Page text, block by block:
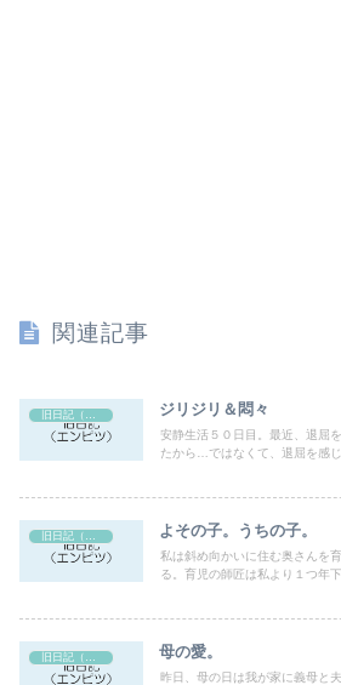
関連記事
旧日記（エンピツ） ジリジリ＆悶々
安静生活５０日目。最近、退屈
たから…ではなくて、退屈を感じ
旧日記（エンピツ） よその子。うちの子。
私は斜め向かいに住む奥さんを
る。育児の師匠は私より１つ年
母の愛。
昨日、母の日は我が家に義母と